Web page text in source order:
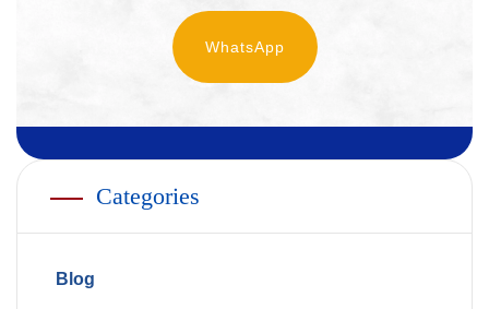
WhatsApp
Categories
Blog